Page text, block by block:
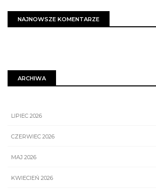
NAJNOWSZE KOMENTARZE
ARCHIWA
LIPIEC 2026
CZERWIEC 2026
MAJ 2026
KWIECIEŃ 2026